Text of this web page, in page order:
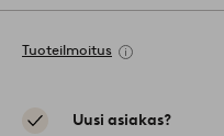
Tuoteilmoitus
Uusi asiakas?